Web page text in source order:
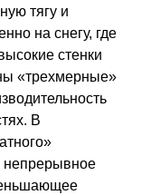
тягу и
на снегу, где
стенки
«трехмерные»
В
непрерывное